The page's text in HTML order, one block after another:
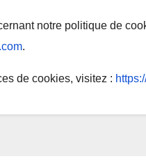
notre politique de
.
de cookies, visitez :